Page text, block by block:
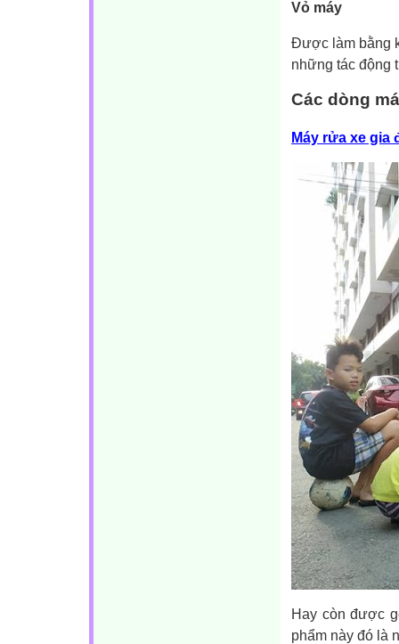
Vỏ máy
Được làm bằng
những tác động
Các dòng
Máy rửa xe gia
Hay còn được
phẩm này đó là